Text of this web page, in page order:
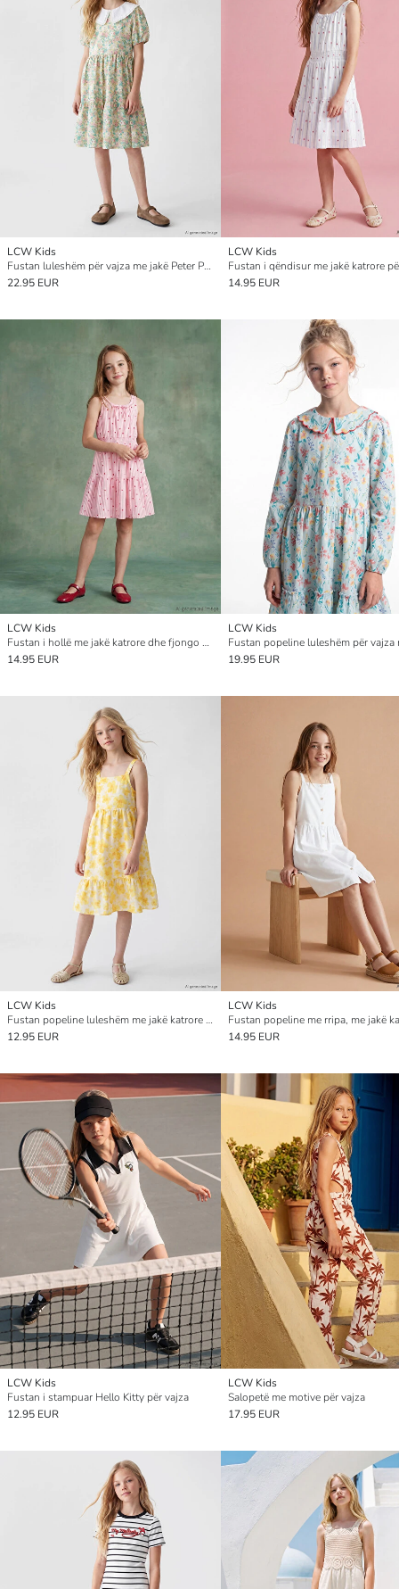
LCW Kids
Fustan luleshëm për vajza me jakë Peter Pan
22.95 EUR
LCW Kids
Fustan i qëndisur me jakë katrore
14.95 EUR
LCW Kids
Fustan i hollë me jakë katrore dhe fjongo për vajza
14.95 EUR
LCW Kids
19.95 EUR
LCW Kids
Fustan popeline luleshëm me jakë katrore për vajza
12.95 EUR
LCW Kids
14.95 EUR
LCW Kids
Fustan i stampuar Hello Kitty për vajza
12.95 EUR
LCW Kids
Salopetë me motive për vajza
17.95 EUR